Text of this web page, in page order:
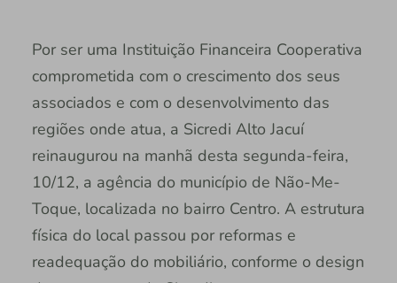
Por ser uma Instituição Financeira Cooperativa
comprometida com o crescimento dos seus
associados e com o desenvolvimento das
regiões onde atua, a Sicredi Alto Jacuí
reinaugurou na manhã desta segunda-feira,
10/12, a agência do município de Não-Me-
Toque, localizada no bairro Centro. A estrutura
física do local passou por reformas e
readequação do mobiliário, conforme o design